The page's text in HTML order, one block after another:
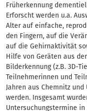
Früherkennung
Erforscht werden u.a.
Alter auf einfache,
den Fingern, auf die
auf die Gehirnaktivität
Hilfe von Geräten aus
Bilderkennung (z.B. 3D-
Teilnehmerinnen und
Jahren aus Chemnitz
werden. Insgesamt
Untersuchungstermine